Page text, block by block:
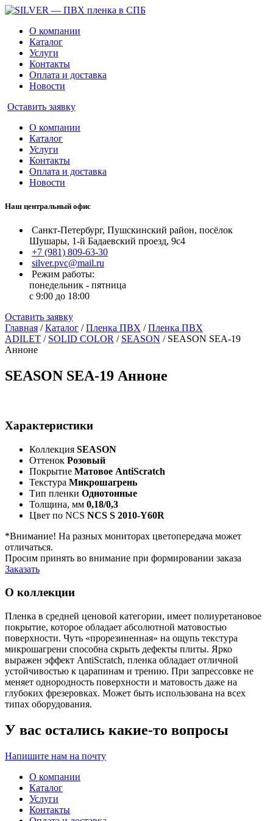
О компании
Каталог
Услуги
Контакты
Оплата и доставка
Новости
Оставить заявку
О компании
Каталог
Услуги
Контакты
Оплата и доставка
Новости
Наш центральный офис
Санкт-Петербург, Пушскинский район, посёлок
Шушары, 1-й Бадаевский проезд, 9с4
+7 (981) 809-63-30
silver.pvc@mail.ru
Режим работы:
понедельник - пятница
с 9:00 до 18:00
Оставить заявку
Главная /Каталог /Пленка ПВХ /Пленка ПВХ
ADILET / SOLID COLOR / SEASON / SEASON SEA-19
Анноне
SEASON SEA-19 Анноне
Характеристики
Коллекция SEASON
Оттенок Розовый
Покрытие Матовое AntiScratch
Текстура Микрошагрень
Тип пленки Однотонные
Толщина, мм 0,18/0,3
Цвет по NCS NCS S 2010-Y60R
*Внимание! На разных мониторах цветопередача может
отличаться.
Просим принять во внимание при формировании заказа
Заказать
О коллекции
Пленка в средней ценовой категории, имеет полиуретановое
покрытие, которое обладает абсолютной матовостью
поверхности. Чуть «прорезиненная» на ощупь текстура
микрошагрени способна скрыть дефекты плиты. Ярко
выражен эффект AntiScratch, пленка обладает отличной
устойчивостью к царапинам и трению. При запрессовке не
меняет однородность поверхности и матовость даже на
глубоких фрезеровках. Может быть использована на всех
типах оборудования.
У вас остались какие-то вопросы
Напишите нам на почту
О компании
Каталог
Услуги
Контакты